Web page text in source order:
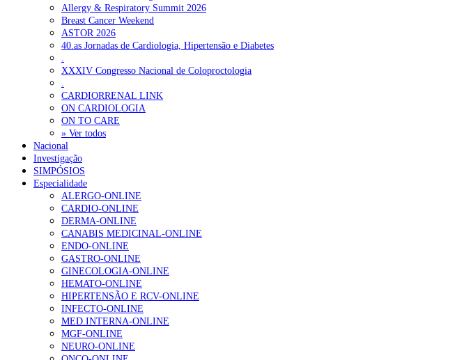
Allergy & Respiratory Summit 2026
Breast Cancer Weekend
ASTOR 2026
40.as Jornadas de Cardiologia, Hipertensão e Diabetes
XXXIV Congresso Nacional de Coloproctologia
CARDIORRENAL LINK
ON CARDIOLOGIA
ON TO CARE
» Ver todos
Nacional
Investigação
SIMPÓSIOS
Especialidade
ALERGO-ONLINE
CARDIO-ONLINE
DERMA-ONLINE
CANABIS MEDICINAL-ONLINE
ENDO-ONLINE
GASTRO-ONLINE
GINECOLOGIA-ONLINE
HEMATO-ONLINE
HIPERTENSÃO E RCV-ONLINE
INFECTO-ONLINE
MED.INTERNA-ONLINE
MGF-ONLINE
NEURO-ONLINE